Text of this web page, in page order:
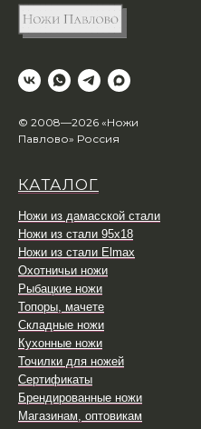
© 2008—2026 «Ножи
Павлово» Россия
КАТАЛОГ
Ножи из дамасской стали
Ножи из стали 95х18
Ножи из стали Elmax
Охотничьи ножи
Рыбацкие ножи
Топоры, мачете
Складные ножи
Кухонные ножи
Точилки для ножей
Сертификаты
Брендированные ножи
Магазинам, оптовикам